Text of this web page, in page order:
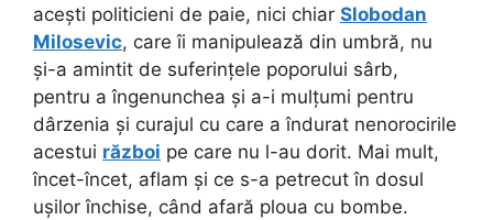
acești politicieni de paie, nici chiar Slobodan
Milosevic, care îi manipulează din umbră, nu
și-a amintit de suferințele poporului sârb,
pentru a îngenunchea și a-i mulțumi pentru
dârzenia și curajul cu care a îndurat nenorocirile
acestui război pe care nu l-au dorit. Mai mult,
încet-încet, aflam și ce s-a petrecut în dosul
ușilor închise, când afară ploua cu bombe.